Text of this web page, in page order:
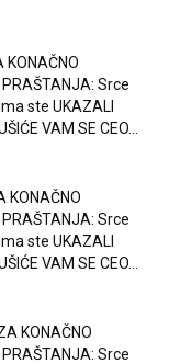
KONAČNO
PRAŠTANJA: Srce
ste UKAZALI
VAM SE CEO...
KONAČNO
PRAŠTANJA: Srce
ste UKAZALI
VAM SE CEO...
KONAČNO
PRAŠTANJA: Srce